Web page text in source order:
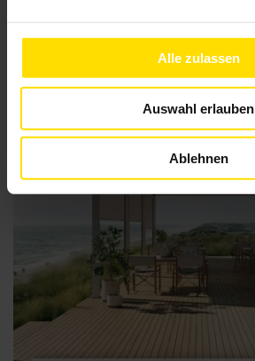
Alle zulassen
Auswahl erlauben
Ablehnen